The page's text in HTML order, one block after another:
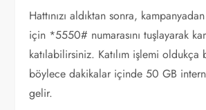
Hattınızı aldıktan sonra,
için *5550# numarasını tuşlayarak
katılabilirsiniz. Katılım işlemi oldukça
böylece dakikalar içinde 50 GB
gelir.